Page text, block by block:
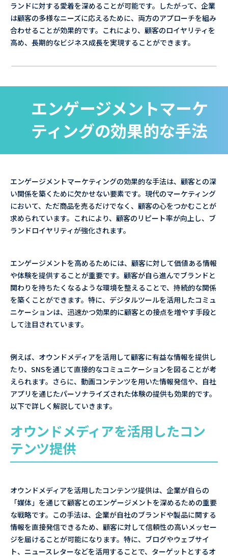
ランドに対する愛着を深めることが可能です。したがって、企業
は顧客の多様なニーズに応えるために、両方のアプローチを組み
合わせることが効果的です。これにより、顧客のロイヤリティを
高め、長期的なビジネス成長を実現することができます。
エンゲージメントマーケ
ティングの効果的な手法
エンゲージメントマーケティングの効果的な手法は、顧客との深
い関係を築くために欠かせない要素です。現代のマーケティング
において、ただ商品を売るだけでなく、顧客の心をつかむことが
求められています。これにより、顧客のリピート率が向上し、ブ
ランドロイヤリティが強化されます。
エンゲージメントを高めるためには、顧客に対して価値ある情報
や体験を提供することが重要です。顧客が自ら進んでブランドと
関わりを持ちたくなるような環境を整えることで、持続的な関係
を築くことができます。特に、デジタルツールを活用したコミュ
ニケーションは、迅速かつ効果的に顧客との接点を増やす手段と
して注目されています。
例えば、オウンドメディアを活用して顧客に有益な情報を提供し
たり、SNSを通じて直接的なコミュニケーションを図ることが考
えられます。さらに、動画コンテンツを用いた情報発信や、自社
アプリを通じたパーソナライズされた体験の提供も効果的です。
以下で詳しく解説していきます。
オウンドメディアを活用したコン
テンツ提供
オウンドメディアを活用したコンテンツ提供は、企業が自らの
「媒体」を通じて顧客とのエンゲージメントを深めるための重要
な戦略です。この手法は、企業が自社のブランドや製品に関する
情報を直接発信できるため、顧客に対して信頼性の高いメッセー
ジを届けることが可能になります。特に、ブログやウェブサイ
ト、ニュースレターなどを活用することで、ターゲットとするオ